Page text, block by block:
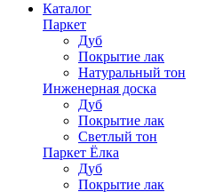
Каталог
Паркет
Дуб
Покрытие лак
Натуральный тон
Инженерная доска
Дуб
Покрытие лак
Светлый тон
Паркет Ёлка
Дуб
Покрытие лак